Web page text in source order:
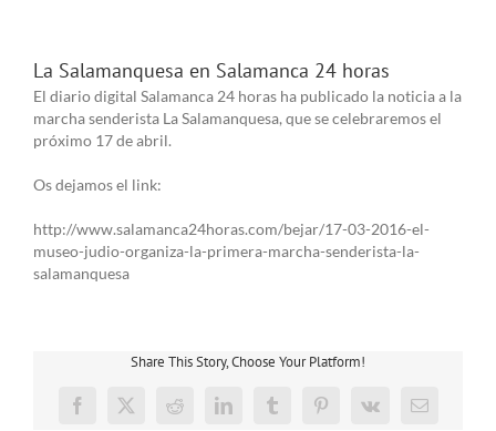
La Salamanquesa en Salamanca 24 horas
El diario digital Salamanca 24 horas ha publicado la noticia a la
marcha senderista La Salamanquesa, que se celebraremos el
próximo 17 de abril.
Os dejamos el link:
http://www.salamanca24horas.com/bejar/17-03-2016-el-
museo-judio-organiza-la-primera-marcha-senderista-la-
salamanquesa
Share This Story, Choose Your Platform!
Facebook
X RedditLinkedInTumblrPinterest
Vk
Correo